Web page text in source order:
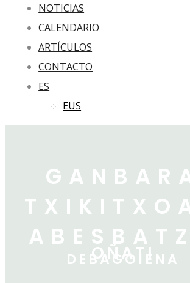
NOTICIAS
CALENDARIO
ARTÍCULOS
CONTACTO
ES
EUS
OÑATI
DEBAGOIENA